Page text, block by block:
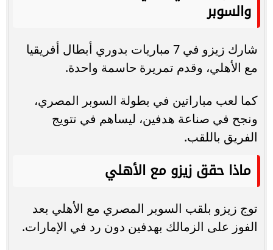
والسوبر
شارك زيزو في 7 مباريات بدوري أبطال أفريقيا
مع الأهلي، وقدم تمريرة حاسمة واحدة.
كما لعب مباراتين في بطولة السوبر المصري،
ونجح في صناعة هدفين، ليساهم في تتويج
الفريق باللقب.
ماذا حقق زيزو مع الأهلي
توج زيزو بلقب السوبر المصري مع الأهلي بعد
الفوز على الزمالك بهدفين دون رد في الإمارات.